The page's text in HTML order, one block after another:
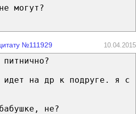
могут?
№111929 10.04.2015
идет на др к подруге. я с
не?